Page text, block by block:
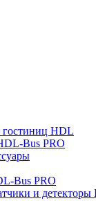
гостиниц HDL
Bus PRO
Bus PRO
и детекторы